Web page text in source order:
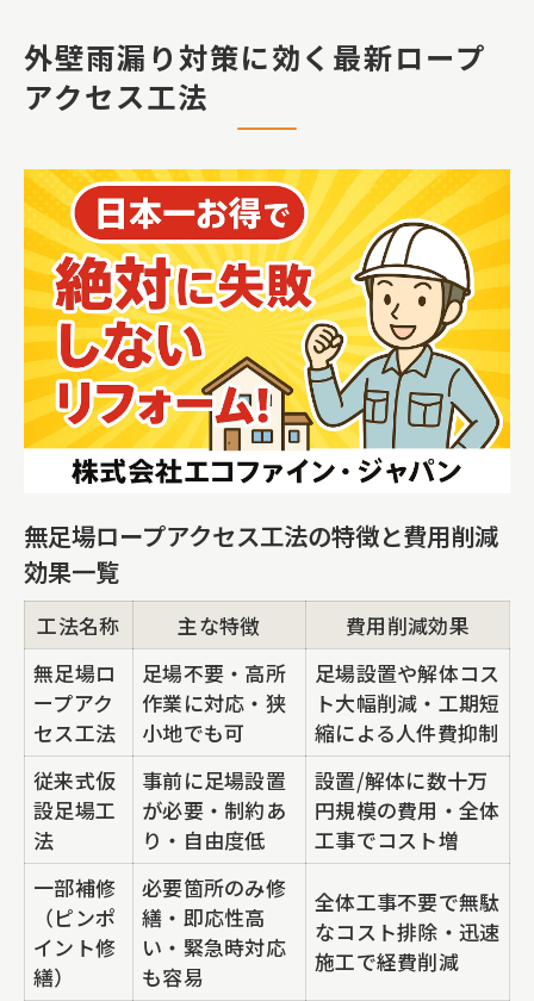
外壁雨漏り対策に効く最新ロープ
アクセス工法
無足場ロープアクセス工法の特徴と費用削減
効果一覧
工法名称 主な特徴
費用削減効果
無足場ロ
ープアク
セス工法
足場不要・高所
作業に対応・狭
小地でも可
足場設置や解体コス
ト大幅削減・工期短
縮による人件費抑制
従来式仮
設足場工
法
事前に足場設置
が必要・制約あ
り・自由度低
設置/解体に数十万
円規模の費用・全体
工事でコスト増
一部補修
（ピンポ
イント修
繕）
必要箇所のみ修
繕・即応性高
い・緊急時対応
も容易
全体工事不要で無駄
なコスト排除・迅速
施工で経費削減